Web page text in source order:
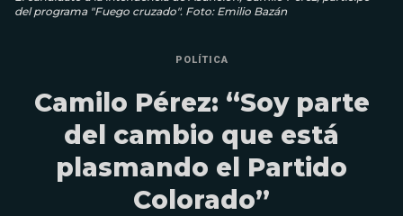
del programa "Fuego cruzado". Foto: Emilio Bazán
POLÍTICA
Camilo Pérez: “Soy parte
del cambio que está
plasmando el Partido
Colorado”